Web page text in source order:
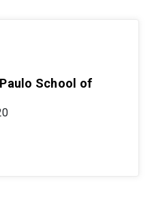
School of